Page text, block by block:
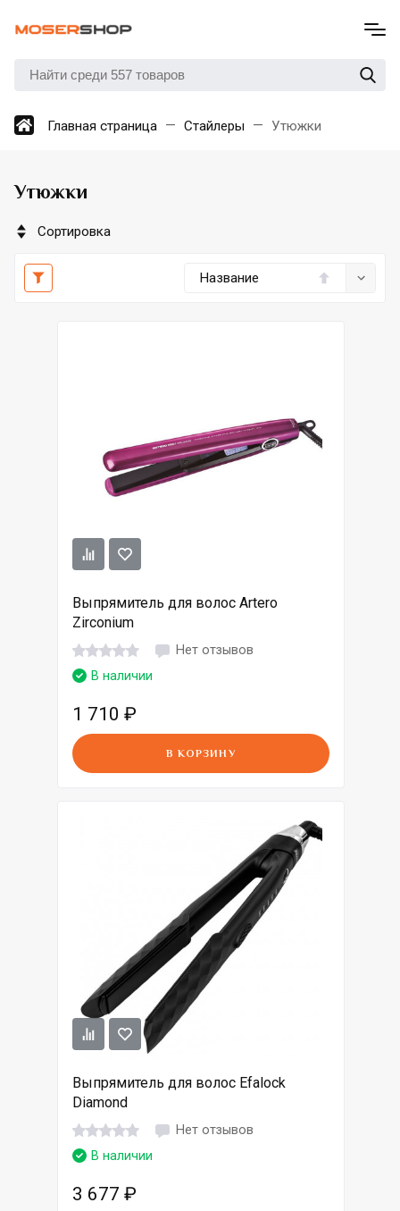
Главная страница Стайлеры Утюжки
Утюжки
Сортировка
Название
Выпрямитель для волос Artero
Zirconium
Нет отзывов
В наличии
1 710 ₽
В КОРЗИНУ
Выпрямитель для волос Efalock
Diamond
Нет отзывов
В наличии
3 677 ₽